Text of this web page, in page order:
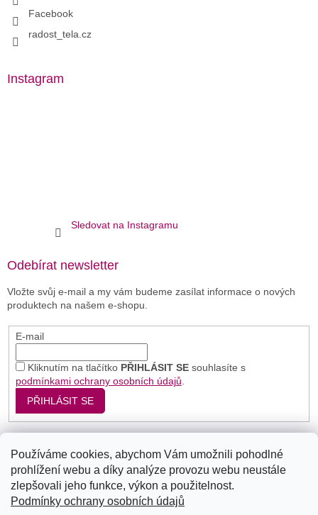
Používáme cookies, abychom Vám umožnili pohodlné
prohlížení webu a díky analýze provozu webu neustále
zlepšovali jeho funkce, výkon a použitelnost.
Podmínky ochrany osobních údajů
Facebook
radost_tela.cz
Instagram
Sledovat na Instagramu
Odebírat newsletter
Vložte svůj e-mail a my vám budeme zasílat informace o nových
produktech na našem e-shopu.
E-mail
Kliknutím na tlačítko PŘIHLÁSIT SEsouhlasíte s
podmínkami ochrany osobních údajů.
PŘIHLÁSIT SE
Seznam Google Bing